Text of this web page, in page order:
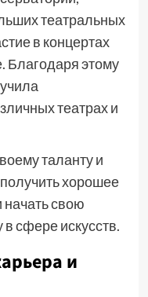
театральных
в концертах
Благодаря этому
театрах и
таланту и
хорошее
свою
сфере искусств.
и